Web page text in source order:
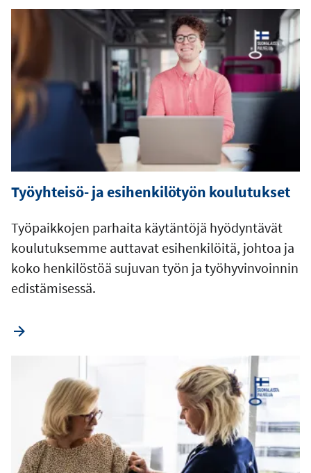
Työyhteisö- ja esihenkilötyön koulutukset
Työpaikkojen parhaita käytäntöjä hyödyntävät
koulutuksemme auttavat esihenkilöitä, johtoa ja
koko henkilöstöä sujuvan työn ja työhyvinvoinnin
edistämisessä.